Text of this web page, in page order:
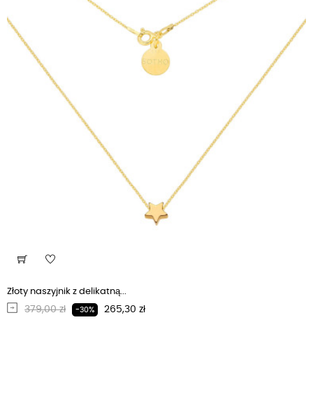
Złoty naszyjnik z delikatną...
Regularna cena
379,00 zł -30% Cena
265,30 zł